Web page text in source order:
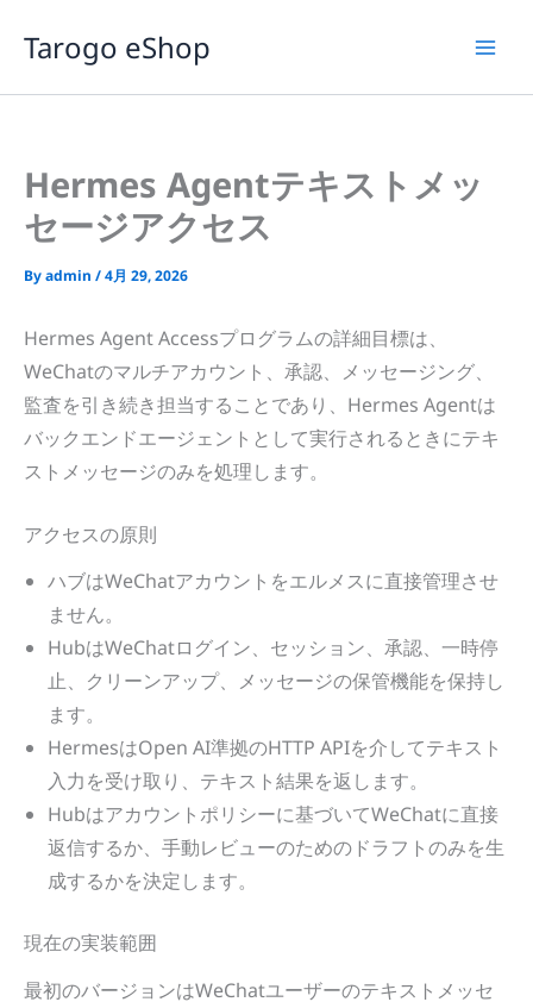
ス
Tarogo eShop
Hermes Agentテキストメッ
セージアクセス
Byadmin /4月 29, 2026
Hermes Agent Accessプログラムの詳細目標は、
WeChatのマルチアカウント、承認、メッセージング、
監査を引き続き担当することであり、Hermes Agentは
バックエンドエージェントとして実行されるときにテキ
ストメッセージのみを処理します。
アクセスの原則
ハブはWeChatアカウントをエルメスに直接管理させ
ません。
HubはWeChatログイン、セッション、承認、一時停
止、クリーンアップ、メッセージの保管機能を保持し
ます。
HermesはOpen AI準拠のHTTP APIを介してテキスト
入力を受け取り、テキスト結果を返します。
Hubはアカウントポリシーに基づいてWeChatに直接
返信するか、手動レビューのためのドラフトのみを生
成するかを決定します。
現在の実装範囲
最初のバージョンはWeChatユーザーのテキストメッセ